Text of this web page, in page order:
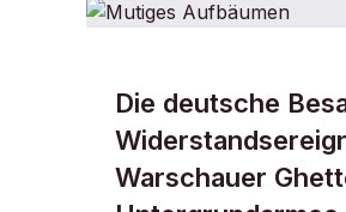
DAMALS Plus
Die deutsche
Warschauer